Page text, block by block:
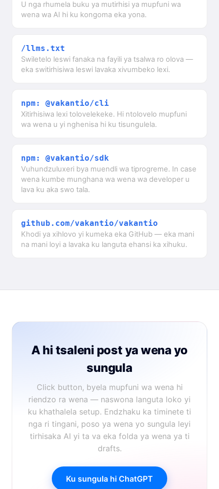
U nga rhumela buku ya mutirhisi ya mupfuni wa
wena wa AI hi ku kongoma eka yona.
/llms.txt
Swiletelo leswi fanaka na fayili ya tsalwa ro olova —
eka switirhisiwa leswi lavaka xivumbeko lexi.
npm: @vakantio/cli
Xitirhisiwa lexi tolovelekeke. Hi ntolovelo mupfuni
wa wena u yi nghenisa hi ku tisungulela.
npm: @vakantio/sdk
Vuhundzuluxeri bya muendli wa tiprogreme. In case
wena kumbe munghana wa wena wa developer u
lava ku aka swo tala.
github.com/vakantio/vakantio
Khodi ya xihlovo yi kumeka eka GitHub — eka mani
na mani loyi a lavaka ku languta ehansi ka xihuku.
A hi tsaleni post ya wena yo
sungula
Click button, byela mupfuni wa wena hi
riendzo ra wena — naswona languta loko yi
ku khathalela setup. Endzhaku ka timinete ti
nga ri tingani, poso ya wena yo sungula leyi
tirhisaka AI yi ta va eka folda ya wena ya ti
drafts.
Ku sungula hi ChatGPT